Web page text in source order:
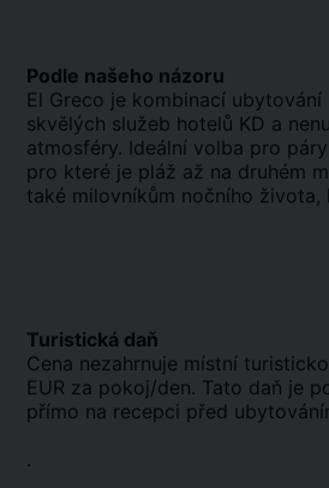
Podle našeho názoru
El Greco je kombinací
skvělých služeb hotelů KD a
atmosféry. Ideální volba pro
pro které je pláž až na druhém
také milovníkům nočního života,
Turistická daň
Cena nezahrnuje místní
EUR za pokoj/den. Tato daň je
přímo na recepci před
.